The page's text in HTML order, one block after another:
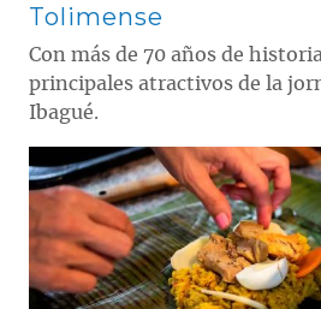
Tolimense
Con más de 70 años de
principales atractivos de la
Ibagué.
Contenido multimedia principal